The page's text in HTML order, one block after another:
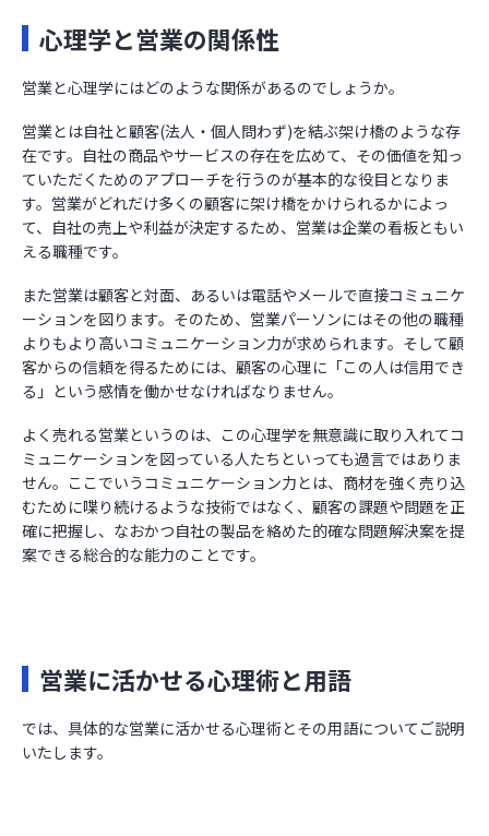
心理学と営業の関係性
営業と心理学にはどのような関係があるのでしょうか。
営業とは自社と顧客(法人・個人問わず)を結ぶ架け橋のような存
在です。自社の商品やサービスの存在を広めて、その価値を知っ
ていただくためのアプローチを行うのが基本的な役目となりま
す。営業がどれだけ多くの顧客に架け橋をかけられるかによっ
て、自社の売上や利益が決定するため、営業は企業の看板ともい
える職種です。
また営業は顧客と対面、あるいは電話やメールで直接コミュニケ
ーションを図ります。そのため、営業パーソンにはその他の職種
よりもより高いコミュニケーション力が求められます。そして顧
客からの信頼を得るためには、顧客の心理に「この人は信用でき
る」という感情を働かせなければなりません。
よく売れる営業というのは、この心理学を無意識に取り入れてコ
ミュニケーションを図っている人たちといっても過言ではありま
せん。ここでいうコミュニケーション力とは、商材を強く売り込
むために喋り続けるような技術ではなく、顧客の課題や問題を正
確に把握し、なおかつ自社の製品を絡めた的確な問題解決案を提
案できる総合的な能力のことです。
営業に活かせる心理術と用語
では、具体的な営業に活かせる心理術とその用語についてご説明
いたします。